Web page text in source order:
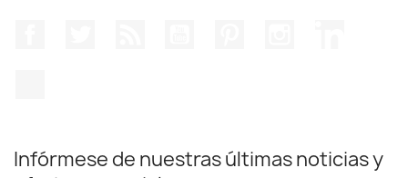
Infórmese de nuestras últimas noticias y